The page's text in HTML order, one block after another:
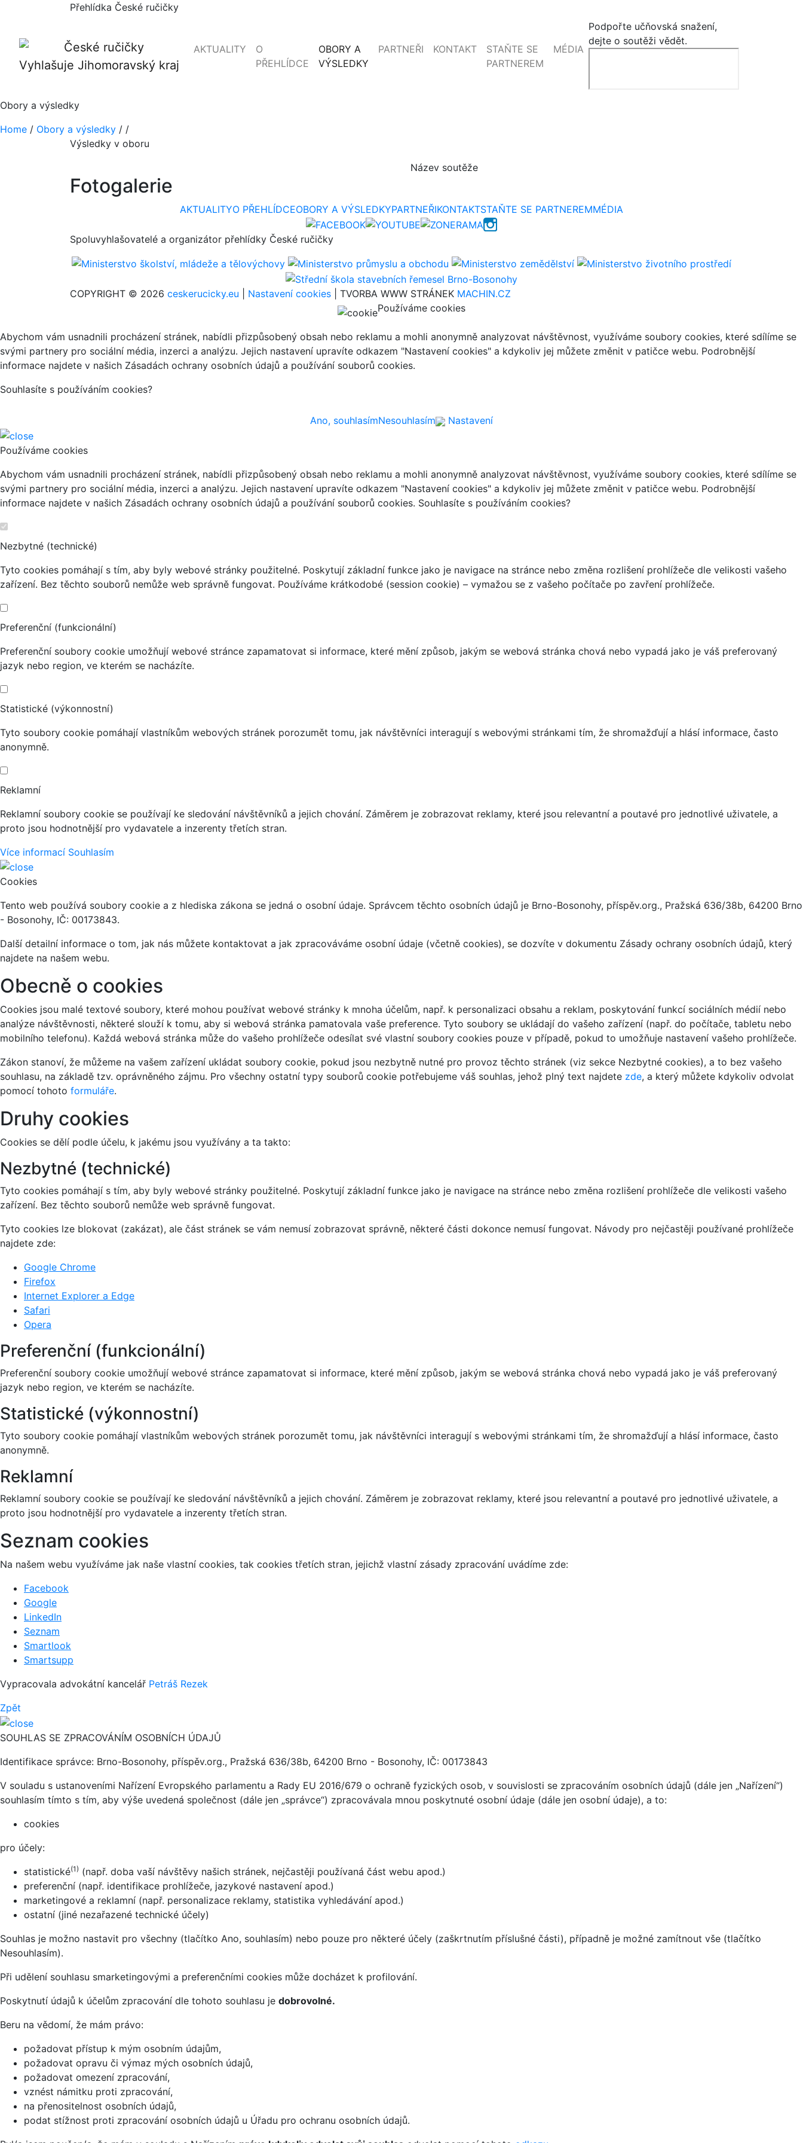
Přehlídka České ručičky
Vyhlašuje Jihomoravský kraj
AKTUALITY
O
PŘEHLÍDCE
OBORY A
VÝSLEDKY
PARTNEŘI KONTAKT
STAŇTE SE
PARTNEREM
MÉDIA
Podpořte učňovská snažení,
dejte o soutěži vědět.
Obory a výsledky
Home / Obory a výsledky / /
Výsledky v oboru
Název soutěže
Fotogalerie
AKTUALITYO PŘEHLÍDCEOBORY A VÝSLEDKYPARTNEŘIKONTAKTSTAŇTE SE PARTNEREMMÉDIA
Spoluvyhlašovatelé a organizátor přehlídky České ručičky
COPYRIGHT © 2026 ceskerucicky.eu Nastavení cookies | TVORBA WWW STRÁNEK MACHIN.CZ
Používáme cookies
Abychom vám usnadnili procházení stránek, nabídli přizpůsobený obsah nebo reklamu a mohli anonymně analyzovat návštěvnost, využíváme soubory cookies, které sdílíme se
svými partnery pro sociální média, inzerci a analýzu. Jejich nastavení upravíte odkazem "Nastavení cookies" a kdykoliv jej můžete změnit v patičce webu. Podrobnější
informace najdete v našich Zásadách ochrany osobních údajů a používání souborů cookies.
Souhlasíte s používáním cookies?
Ano, souhlasímNesouhlasím Nastavení
Používáme cookies
Abychom vám usnadnili procházení stránek, nabídli přizpůsobený obsah nebo reklamu a mohli anonymně analyzovat návštěvnost, využíváme soubory cookies, které sdílíme se
svými partnery pro sociální média, inzerci a analýzu. Jejich nastavení upravíte odkazem "Nastavení cookies" a kdykoliv jej můžete změnit v patičce webu. Podrobnější
informace najdete v našich Zásadách ochrany osobních údajů a používání souborů cookies. Souhlasíte s používáním cookies?
Nezbytné (technické)
Tyto cookies pomáhají s tím, aby byly webové stránky použitelné. Poskytují základní funkce jako je navigace na stránce nebo změna rozlišení prohlížeče dle velikosti vašeho
zařízení. Bez těchto souborů nemůže web správně fungovat. Používáme krátkodobé (session cookie) – vymažou se z vašeho počítače po zavření prohlížeče.
Preferenční (funkcionální)
Preferenční soubory cookie umožňují webové stránce zapamatovat si informace, které mění způsob, jakým se webová stránka chová nebo vypadá jako je váš preferovaný
jazyk nebo region, ve kterém se nacházíte.
Statistické (výkonnostní)
Tyto soubory cookie pomáhají vlastníkům webových stránek porozumět tomu, jak návštěvníci interagují s webovými stránkami tím, že shromažďují a hlásí informace, často
anonymně.
Reklamní
Reklamní soubory cookie se používají ke sledování návštěvníků a jejich chování. Záměrem je zobrazovat reklamy, které jsou relevantní a poutavé pro jednotlivé uživatele, a
proto jsou hodnotnější pro vydavatele a inzerenty třetích stran.
Více informací Souhlasím
Cookies
Tento web používá soubory cookie a z hlediska zákona se jedná o osobní údaje. Správcem těchto osobních údajů je Brno-Bosonohy, příspěv.org., Pražská 636/38b, 64200 Brno
- Bosonohy, IČ: 00173843.
Další detailní informace o tom, jak nás můžete kontaktovat a jak zpracováváme osobní údaje (včetně cookies), se dozvíte v dokumentu Zásady ochrany osobních údajů, který
najdete na našem webu.
Obecně o cookies
Cookies jsou malé textové soubory, které mohou používat webové stránky k mnoha účelům, např. k personalizaci obsahu a reklam, poskytování funkcí sociálních médií nebo
analýze návštěvnosti, některé slouží k tomu, aby si webová stránka pamatovala vaše preference. Tyto soubory se ukládají do vašeho zařízení (např. do počítače, tabletu nebo
mobilního telefonu). Každá webová stránka může do vašeho prohlížeče odesílat své vlastní soubory cookies pouze v případě, pokud to umožňuje nastavení vašeho prohlížeče.
Zákon stanoví, že můžeme na vašem zařízení ukládat soubory cookie, pokud jsou nezbytně nutné pro provoz těchto stránek (viz sekce Nezbytné cookies), a to bez vašeho
souhlasu, na základě tzv. oprávněného zájmu. Pro všechny ostatní typy souborů cookie potřebujeme váš souhlas, jehož plný text najdete zde, a který můžete kdykoliv odvolat
pomocí tohoto formuláře.
Druhy cookies
Cookies se dělí podle účelu, k jakému jsou využívány a ta takto:
Nezbytné (technické)
Tyto cookies pomáhají s tím, aby byly webové stránky použitelné. Poskytují základní funkce jako je navigace na stránce nebo změna rozlišení prohlížeče dle velikosti vašeho
zařízení. Bez těchto souborů nemůže web správně fungovat.
Tyto cookies lze blokovat (zakázat), ale část stránek se vám nemusí zobrazovat správně, některé části dokonce nemusí fungovat. Návody pro nejčastěji používané prohlížeče
najdete zde:
Google Chrome
Firefox
Internet Explorer a Edge
Safari
Opera
Preferenční (funkcionální)
Preferenční soubory cookie umožňují webové stránce zapamatovat si informace, které mění způsob, jakým se webová stránka chová nebo vypadá jako je váš preferovaný
jazyk nebo region, ve kterém se nacházíte.
Statistické (výkonnostní)
Tyto soubory cookie pomáhají vlastníkům webových stránek porozumět tomu, jak návštěvníci interagují s webovými stránkami tím, že shromažďují a hlásí informace, často
anonymně.
Reklamní
Reklamní soubory cookie se používají ke sledování návštěvníků a jejich chování. Záměrem je zobrazovat reklamy, které jsou relevantní a poutavé pro jednotlivé uživatele, a
proto jsou hodnotnější pro vydavatele a inzerenty třetích stran.
Seznam cookies
Na našem webu využíváme jak naše vlastní cookies, tak cookies třetích stran, jejichž vlastní zásady zpracování uvádíme zde:
Facebook
Google
LinkedIn
Seznam
Smartlook
Smartsupp
Vypracovala advokátní kancelář Petráš Rezek
Zpět
SOUHLAS SE ZPRACOVÁNÍM OSOBNÍCH ÚDAJŮ
Identifikace správce: Brno-Bosonohy, příspěv.org., Pražská 636/38b, 64200 Brno - Bosonohy, IČ: 00173843
V souladu s ustanoveními Nařízení Evropského parlamentu a Rady EU 2016/679 o ochraně fyzických osob, v souvislosti se zpracováním osobních údajů (dále jen „Nařízení“)
souhlasím tímto s tím, aby výše uvedená společnost (dále jen „správce“) zpracovávala mnou poskytnuté osobní údaje (dále jen osobní údaje), a to:
cookies
pro účely:
statistické(1) (např. doba vaší návštěvy našich stránek, nejčastěji používaná část webu apod.)
preferenční (např. identifikace prohlížeče, jazykové nastavení apod.)
marketingové a reklamní (např. personalizace reklamy, statistika vyhledávání apod.)
ostatní (jiné nezařazené technické účely)
Souhlas je možno nastavit pro všechny (tlačítko Ano, souhlasím) nebo pouze pro některé účely (zaškrtnutím příslušné části), případně je možné zamítnout vše (tlačítko
Nesouhlasím).
Při udělení souhlasu smarketingovými a preferenčními cookies může docházet k profilování.
Poskytnutí údajů k účelům zpracování dle tohoto souhlasu je dobrovolné.
Beru na vědomí, že mám právo:
požadovat přístup k mým osobním údajům,
požadovat opravu či výmaz mých osobních údajů,
požadovat omezení zpracování,
vznést námitku proti zpracování,
na přenositelnost osobních údajů,
podat stížnost proti zpracování osobních údajů u Úřadu pro ochranu osobních údajů.